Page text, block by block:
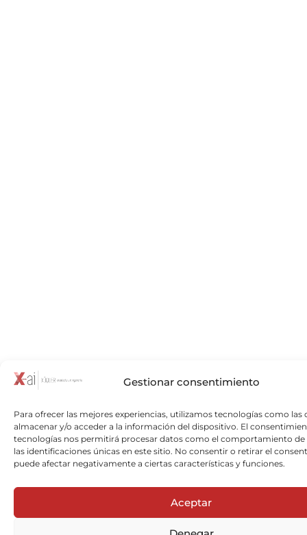
Gestionar consentimiento
Para ofrecer las mejores experiencias, utilizamos tecnologías como las
almacenar y/o acceder a la información del dispositivo. El
tecnologías nos permitirá procesar datos como el comportamiento de
las identificaciones únicas en este sitio. No consentir o retirar el
puede afectar negativamente a ciertas características y funciones.
Aceptar